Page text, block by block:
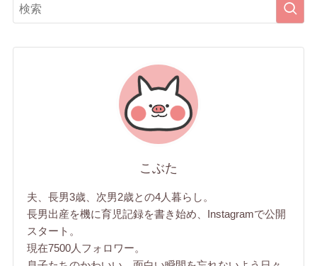
こぶた
夫、長男3歳、次男2歳との4人暮らし。
長男出産を機に育児記録を書き始め、Instagramで公開
スタート。
現在7500人フォロワー。